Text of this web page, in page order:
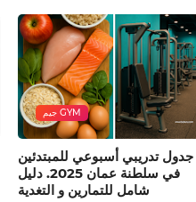
جيم GYM
جدول تدريبي أسبوعي للمبتدئين
في سلطنة عمان 2025. دليل
شامل للتمارين و التغدية